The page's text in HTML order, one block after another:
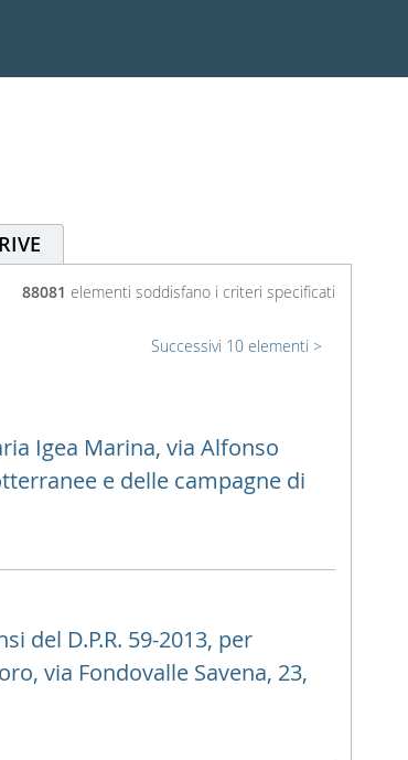
88081 elementi soddisfano i criteri specificati
Successivi 10 elementi
Igea Marina, via Alfonso
e delle campagne di
del D.P.R. 59-2013, per
via Fondovalle Savena, 23,